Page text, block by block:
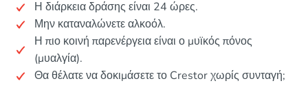
Η διάρκεια δράσης είναι 24 ώρες.
Μην καταναλώνετε αλκοόλ.
Η πιο κοινή παρενέργεια είναι ο μυϊκός πόνος
(μυαλγία).
Θα θέλατε να δοκιμάσετε το Crestor χωρίς συνταγή;